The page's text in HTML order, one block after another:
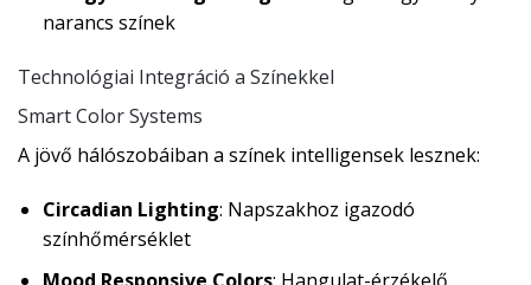
narancs színek
Technológiai Integráció a Színekkel
Smart Color Systems
A jövő hálószobáiban a színek intelligensek lesznek:
Circadian Lighting: Napszakhoz igazodó
színhőmérséklet
Mood Responsive Colors: Hangulat-érzékelő